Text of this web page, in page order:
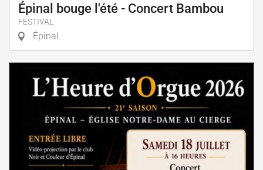
Épinal bouge l'été - Concert Bambou
FESTIVAL
Épinal